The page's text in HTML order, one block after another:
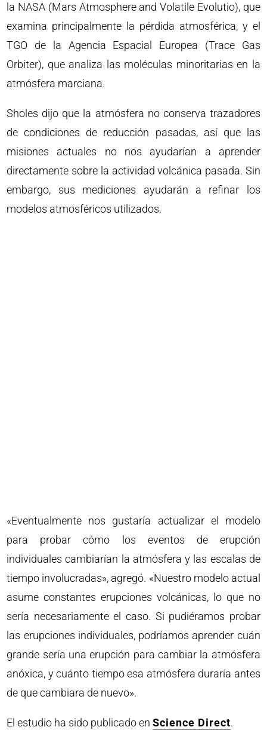
la NASA (Mars Atmosphere and Volatile Evolutio), que
examina principalmente la pérdida atmosférica, y el
TGO de la Agencia Espacial Europea (Trace Gas
Orbiter), que analiza las moléculas minoritarias en la
atmósfera marciana.
Sholes dijo que la atmósfera no conserva trazadores
de condiciones de reducción pasadas, así que las
misiones actuales no nos ayudarían a aprender
directamente sobre la actividad volcánica pasada. Sin
embargo, sus mediciones ayudarán a refinar los
modelos atmosféricos utilizados.
«Eventualmente nos gustaría actualizar el modelo
para probar cómo los eventos de erupción
individuales cambiarían la atmósfera y las escalas de
tiempo involucradas», agregó. «Nuestro modelo actual
asume constantes erupciones volcánicas, lo que no
sería necesariamente el caso. Si pudiéramos probar
las erupciones individuales, podríamos aprender cuán
grande sería una erupción para cambiar la atmósfera
anóxica, y cuánto tiempo esa atmósfera duraría antes
de que cambiara de nuevo».
El estudio ha sido publicado enScience Direct.